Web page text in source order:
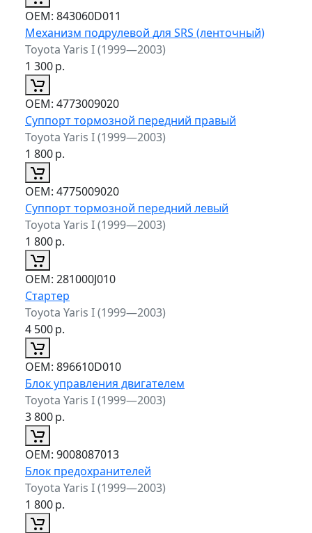
ОЕМ: 843060D011
Механизм подрулевой для SRS (ленточный)
Toyota Yaris I (1999—2003)
1 300р.
ОЕМ: 4773009020
Суппорт тормозной передний правый
Toyota Yaris I (1999—2003)
1 800р.
ОЕМ: 4775009020
Суппорт тормозной передний левый
Toyota Yaris I (1999—2003)
1 800р.
ОЕМ: 281000J010
Стартер
Toyota Yaris I (1999—2003)
4 500р.
ОЕМ: 896610D010
Блок управления двигателем
Toyota Yaris I (1999—2003)
3 800р.
ОЕМ: 9008087013
Блок предохранителей
Toyota Yaris I (1999—2003)
1 800р.